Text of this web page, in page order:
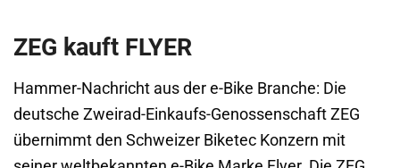
ZEG kauft FLYER
Hammer-Nachricht aus der e-Bike Branche: Die
deutsche Zweirad-Einkaufs-Genossenschaft ZEG
übernimmt den Schweizer Biketec Konzern mit